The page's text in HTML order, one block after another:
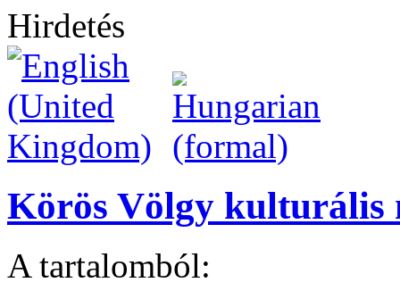
Hirdetés
Körös Völgy kulturális
A tartalomból: